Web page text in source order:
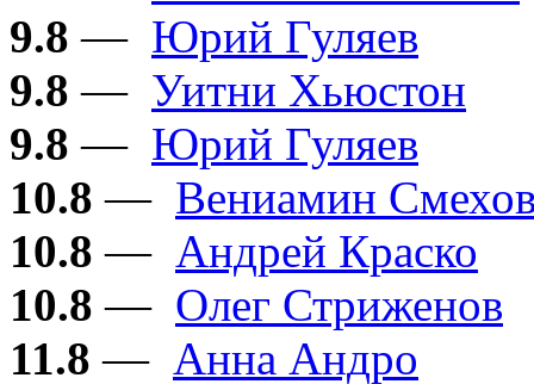
9.8 — Юрий Гуляев
9.8 — Уитни Хьюстон
9.8 — Юрий Гуляев
10.8 — Вениамин
10.8 — Андрей Краско
10.8 — Олег Стриженов
11.8 — Анна Андро